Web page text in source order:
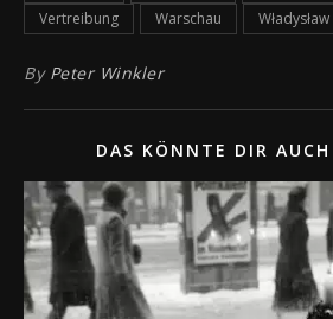
Vertreibung
Warschau
By Peter Winkler
DAS KÖNNTE DIR AUCH